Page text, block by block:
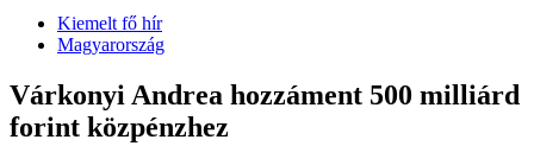
Kiemelt fő hír
Magyarország
Várkonyi Andrea hozzáment 500 milliárd
forint közpénzhez